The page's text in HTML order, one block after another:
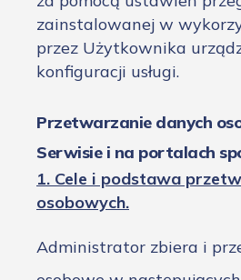
zainstalowanej w
przez Użytkownika
konfiguracji usługi.
Przetwarzanie danych
Serwisie i na portalach
1. Cele i podstawa
osobowych.
Administrator zbiera i